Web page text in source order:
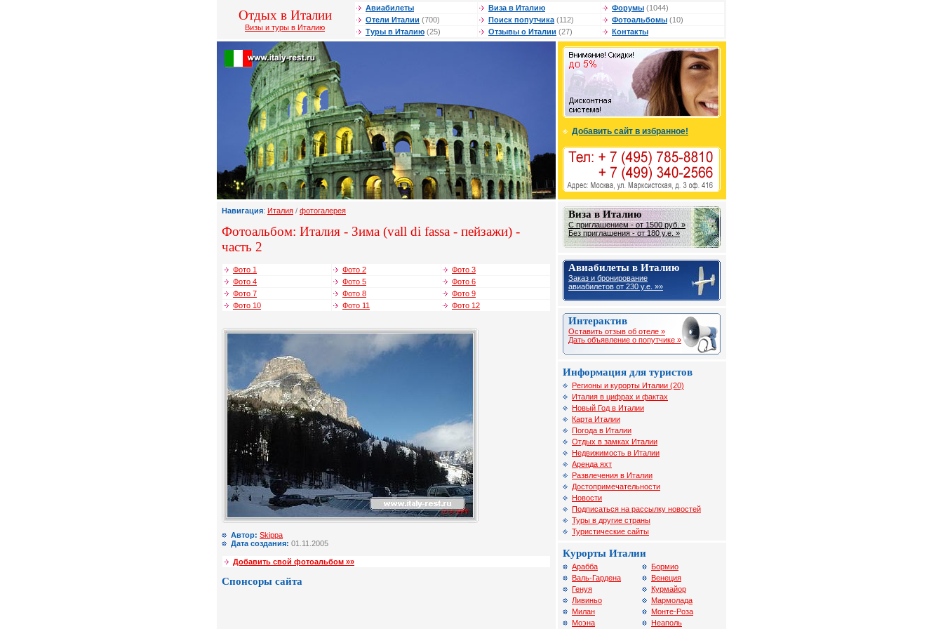
Отдых в Италии
Визы и туры в Италию
Авиабилеты Виза в Италию Форумы (1044)
Отели Италии (700) Поиск попутчика (112) Фотоальбомы (10)
Туры в Италию (25) Отзывы о Италии (27) Контакты
Добавить сайт в избранное!
Навигация: Италия / фотогалерея
Фотоальбом: Италия - Зима (vall di fassa - пейзажи) -
часть 2
Фото 1 Фото 2
Фото 3
Фото 4
Фото 5
Фото 6
Фото 7
Фото 8
Фото 9
Фото 10
Фото 11 Фото 12
Автор: Skippa
Дата создания: 01.11.2005
Добавить свой фотоальбом »»
Спонсоры сайта
Виза в Италию
С приглашением - от 1500 руб. »
Без приглашения - от 180 у.е. »
Авиабилеты в Италию
Заказ и бронирование
авиабилетов от 230 y.e. »»
Интерактив
Оставить отзыв об отеле »
Дать объявление о попутчике »
Информация для туристов
Регионы и курорты Италии (20)
Италия в цифрах и фактах
Новый Год в Италии
Карта Италии
Погода в Италии
Отдых в замках Италии
Недвижимость в Италии
Аренда яхт
Развлечения в Италии
Достопримечательности
Новости
Подписаться на рассылку новостей
Туры в другие страны
Туристические сайты
Курорты Италии
Арабба
Валь-Гардена
Генуя
Ливиньо
Милан
Моэна
Бормио
Венеция
Курмайор
Мармолада
Монте-Роза
Неаполь